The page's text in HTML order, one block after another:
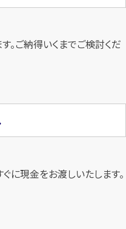
。ご納得いくまでご検討くだ
に現金をお渡しいたします。